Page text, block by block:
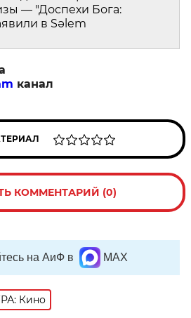
— "Доспехи Бога:
в Sәlem
канал
КОММЕНТАРИЙ (0)
на АиФ в MAX
Кино